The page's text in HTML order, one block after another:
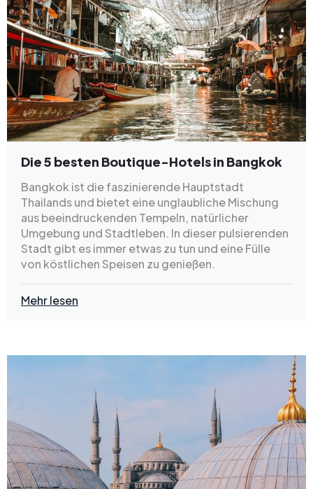
Die 5 besten Boutique-Hotels in Bangkok
Bangkok ist die faszinierende Hauptstadt
Thailands und bietet eine unglaubliche Mischung
aus beeindruckenden Tempeln, natürlicher
Umgebung und Stadtleben. In dieser pulsierenden
Stadt gibt es immer etwas zu tun und eine Fülle
von köstlichen Speisen zu genießen.
Mehr lesen